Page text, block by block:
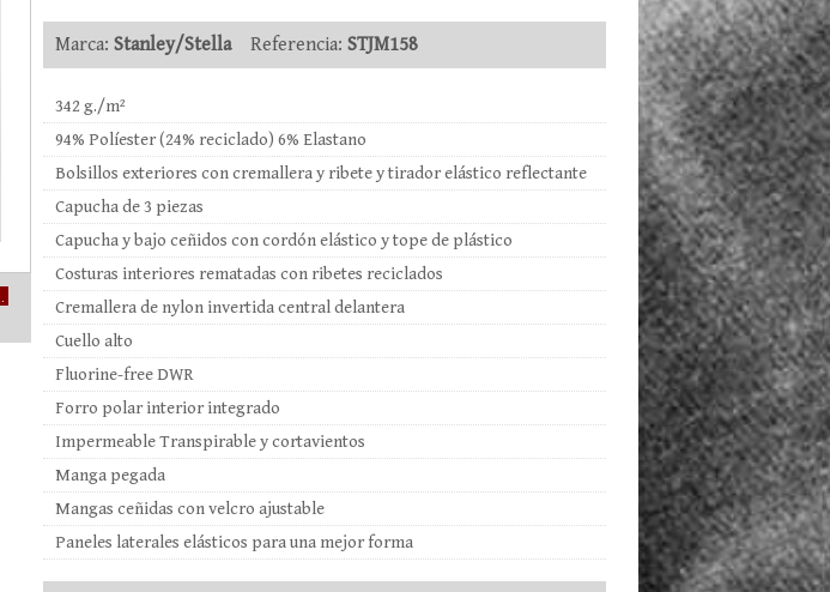
Marca: Stanley/StellaReferencia: STJM158
342 g./m²
94% Políester (24% reciclado) 6% Elastano
Bolsillos exteriores con cremallera y ribete y tirador elástico reflectante
Capucha de 3 piezas
Capucha y bajo ceñidos con cordón elástico y tope de plástico
Costuras interiores rematadas con ribetes reciclados
Cremallera de nylon invertida central delantera
Cuello alto
Fluorine-free DWR
Forro polar interior integrado
Impermeable Transpirable y cortavientos
Manga pegada
Mangas ceñidas con velcro ajustable
Paneles laterales elásticos para una mejor forma